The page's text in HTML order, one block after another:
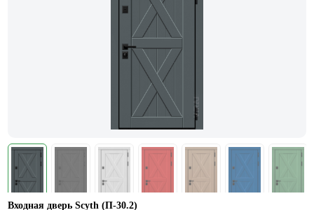
Входная дверь Scyth (П-30.2)